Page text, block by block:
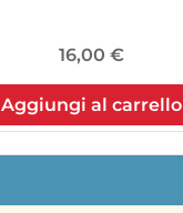
16,00 €
Aggiungi al carrello